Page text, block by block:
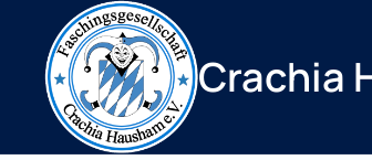
springen
Crachia